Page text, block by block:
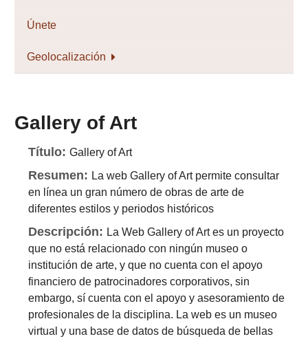
Únete
Geolocalización
Gallery of Art
Título: Gallery of Art
Resumen: La web Gallery of Art permite consultar
en línea un gran número de obras de arte de
diferentes estilos y periodos históricos
Descripción: La Web Gallery of Art es un proyecto
que no está relacionado con ningún museo o
institución de arte, y que no cuenta con el apoyo
financiero de patrocinadores corporativos, sin
embargo, sí cuenta con el apoyo y asesoramiento de
profesionales de la disciplina. La web es un museo
virtual y una base de datos de búsqueda de bellas